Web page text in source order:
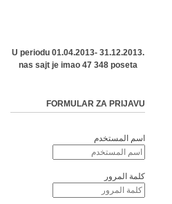
U periodu 01.04.2013- 31.12.2013.
nas sajt je imao 47 348 poseta
FORMULAR ZA PRIJAVU
اسم المستخدم
كلمة المرور